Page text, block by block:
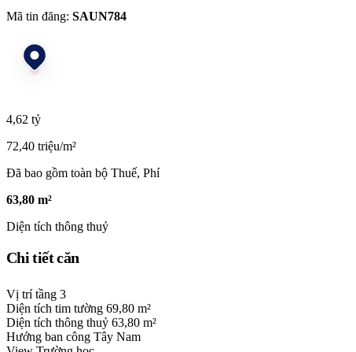
Mã tin đăng: SAUN784
4,62 tỷ
72,40 triệu/m²
Đã bao gồm toàn bộ Thuế, Phí
63,80 m²
Diện tích thông thuỷ
Chi tiết căn
Vị trí tầng 3
Diện tích tim tường 69,80 m²
Diện tích thông thuỷ 63,80 m²
Hướng ban công Tây Nam